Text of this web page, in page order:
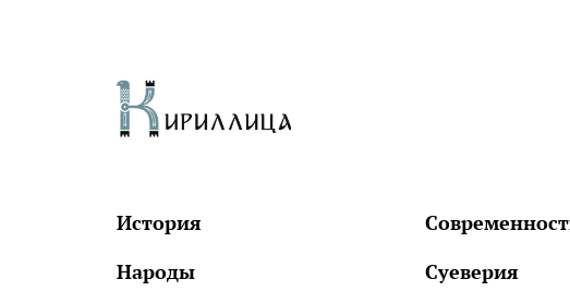
История
Народы
Суеверия